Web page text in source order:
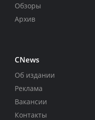
Обзоры
Архив
CNews
Об издании
Реклама
Вакансии
Контакты